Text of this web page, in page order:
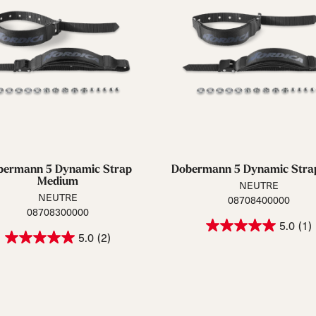
5 Dynamic Strap
Medium
NEUTRE
08708300000
5.0 (2)
Dobermann 5 Dynamic
NEUTRE
08708400000
5.0 (1)